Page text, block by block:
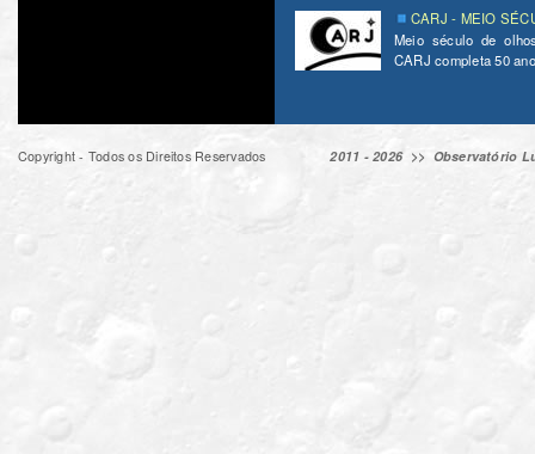
CARJ - MEIO
Meio século de
CARJ completa 50
Copyright - Todos os Direitos Reservados 2011 - 2026 >> Observatório